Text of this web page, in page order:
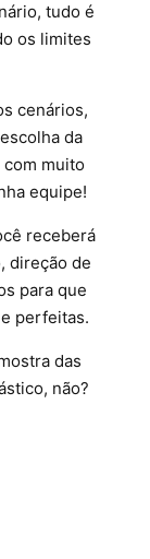
tudo é
os limites
cenários,
da
muito
equipe!
receberá
direção de
para que
perfeitas.
das
não?